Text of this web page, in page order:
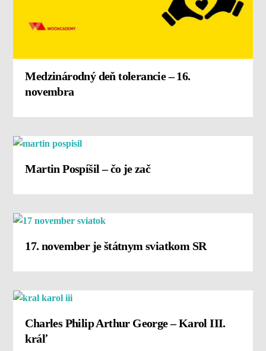
Medzinárodný deň tolerancie – 16.
novembra
Martin Pospíšil – čo je zač
17. november je štátnym sviatkom SR
Charles Philip Arthur George – Karol III.
kráľ